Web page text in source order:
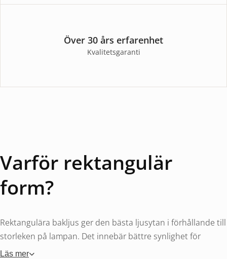
Över 30 års erfarenhet
Kvalitetsgaranti
Varför rektangulär
form?
Rektangulära bakljus ger den bästa ljusytan i förhållande till
storleken på lampan. Det innebär bättre synlighet för
trafiken bakom, vilket är en säkerhetsfördel – särskilt på
Läs mer